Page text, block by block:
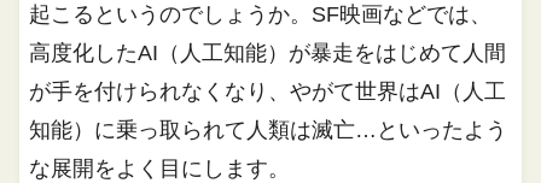
起こるというのでしょうか。SF映画などでは、
高度化したAI（人工知能）が暴走をはじめて人間
が手を付けられなくなり、やがて世界はAI（人工
知能）に乗っ取られて人類は滅亡…といったよう
な展開をよく目にします。